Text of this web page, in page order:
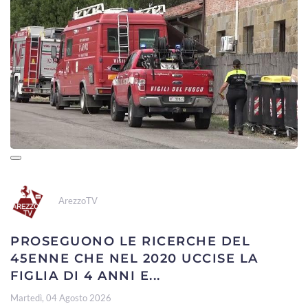
ArezzoTV
PROSEGUONO LE RICERCHE DEL
45ENNE CHE NEL 2020 UCCISE LA
FIGLIA DI 4 ANNI E...
Martedì, 04 Agosto 2026